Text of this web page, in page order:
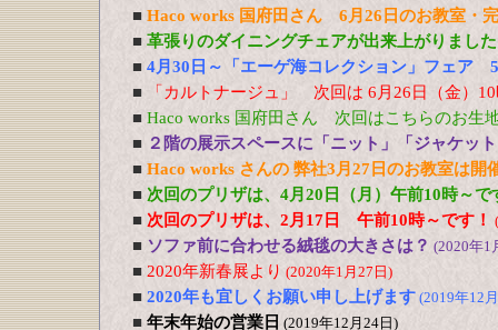
■ Haco works 国府田さん 6月26日のお教室・
■ 革張りのダイニングチェアが出来上がりまし
■ 4月30日～「エーゲ海コレクション」フェア
■
「カルトナージュ」 次回は 6月26日（金）
■ Haco works 国府田さん 次回はこちらのお生
■ ２階の展示スペースに「ニット」「ジャケッ
■ Haco works さんの 弊社3月27日のお教室は開
■ 次回のプリザは、4月20日（月）午前10時～で
■ 次回のプリザは、2月17日 午前10時～です！
■ ソファ前に合わせる絨毯の大きさは？ (2020年1
■ 2020年新春展より (2020年1月27日)
■ 2020年も宜しくお願い申し上げます (2019年12
■ 年末年始の営業日 (2019年12月24日)